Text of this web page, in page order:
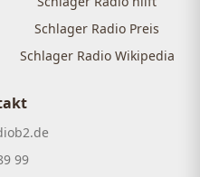
Schlager Radio Preis
Schlager Radio Wikipedia
99